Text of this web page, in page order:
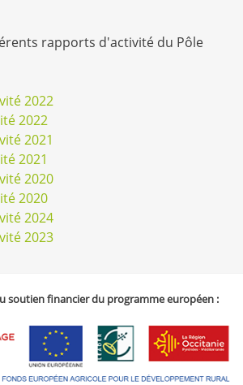
rapports d'activité du Pôle
2022
2022
2021
2021
2020
2020
2024
2023
soutien financier du programme européen :